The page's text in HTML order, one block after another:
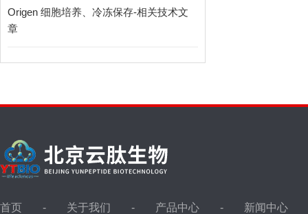
Origen 细胞培养、冷冻保存-相关技术文
章
首页 关于我们 产品中心 新闻中心